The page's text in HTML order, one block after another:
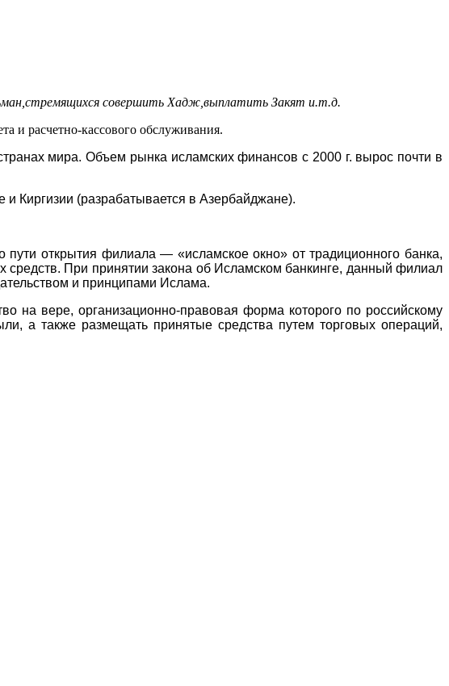
совершить Хадж,выплатить Закят и.т.д.
и расчетно-кассового обслуживания.
мира. Объем рынка исламских финансов с 2000 г. вырос почти в
Киргизии (разрабатывается в Азербайджане).
пути открытия филиала — «исламское окно» от традиционного банка,
При принятии закона об Исламском банкинге, данный филиал
и принципами Ислама.
вере, организационно-правовая форма которого по российскому
а также размещать принятые средства путем торговых операций,